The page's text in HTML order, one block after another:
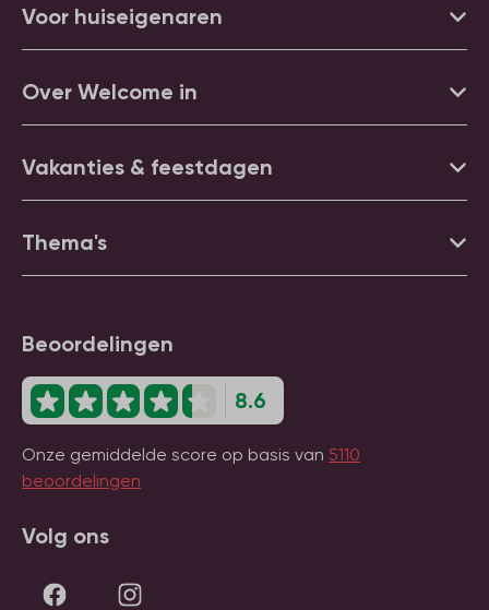
Voor huiseigenaren
Over Welcome in
Vakanties & feestdagen
Thema's
Beoordelingen
8.6
Onze gemiddelde score op basis van 5110
beoordelingen
Volg ons